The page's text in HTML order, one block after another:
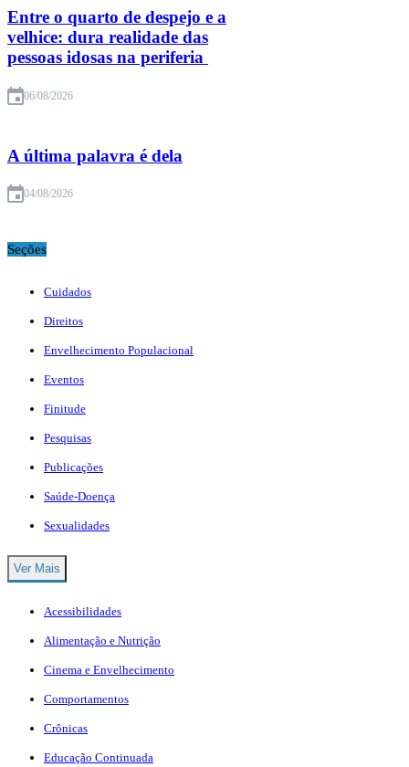
Entre o quarto de despejo e a
velhice: dura realidade das
pessoas idosas na periferia
06/08/2026
A última palavra é dela
04/08/2026
Seções
Cuidados
Direitos
Envelhecimento Populacional
Eventos
Finitude
Pesquisas
Publicações
Saúde-Doença
Sexualidades
Ver Mais
Acessibilidades
Alimentação e Nutrição
Cinema e Envelhecimento
Comportamentos
Crônicas
Educação Continuada